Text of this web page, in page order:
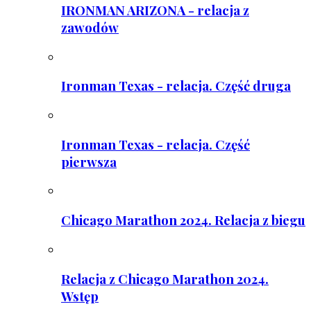
IRONMAN ARIZONA - relacja z
zawodów
Ironman Texas - relacja. Część druga
Ironman Texas - relacja. Część
pierwsza
Chicago Marathon 2024. Relacja z biegu
Relacja z Chicago Marathon 2024.
Wstęp